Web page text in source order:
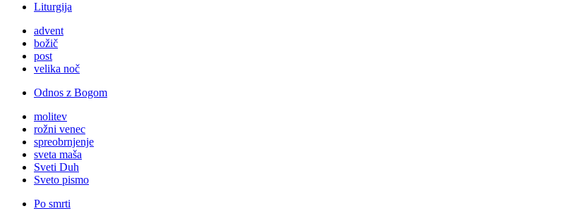
Liturgija
advent
božič
post
velika noč
Odnos z Bogom
molitev
rožni venec
spreobrnjenje
sveta maša
Sveti Duh
Sveto pismo
Po smrti